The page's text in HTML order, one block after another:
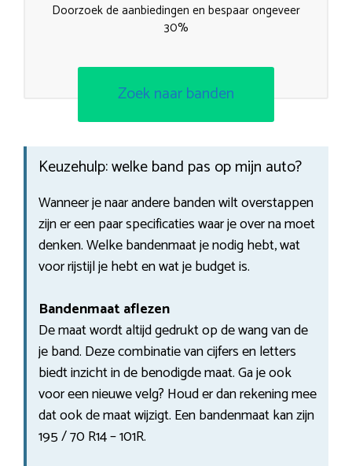
Doorzoek de aanbiedingen en bespaar ongeveer
30%
Zoek naar banden
Keuzehulp: welke band pas op mijn auto?
Wanneer je naar andere banden wilt overstappen
zijn er een paar specificaties waar je over na moet
denken. Welke bandenmaat je nodig hebt, wat
voor rijstijl je hebt en wat je budget is.
Bandenmaat aflezen
De maat wordt altijd gedrukt op de wang van de
je band. Deze combinatie van cijfers en letters
biedt inzicht in de benodigde maat. Ga je ook
voor een nieuwe velg? Houd er dan rekening mee
dat ook de maat wijzigt. Een bandenmaat kan zijn
195 / 70 R14 – 101R.